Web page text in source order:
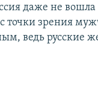
даже не вошла
точки зрения
ведь русские